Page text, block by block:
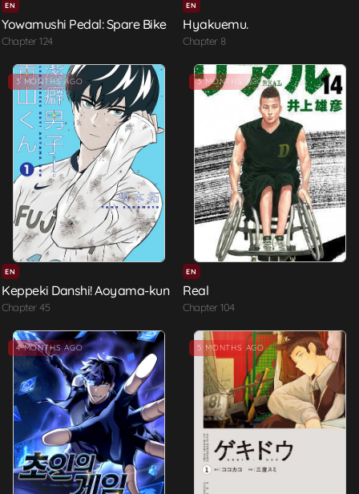
EN
Yowamushi Pedal: Spare Bike
Chapter 124
EN
Hyakuemu.
Chapter 8
3 MONTHS AGO
EN
Keppeki Danshi! Aoyama-kun
Chapter 45
3 MONTHS AGO
EN
Real
Chapter 104
4 MONTHS AGO 5 MONTHS AGO